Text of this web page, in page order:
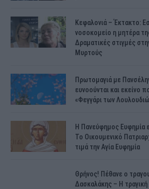
Κεφαλονιά – Έκτακτο:
νοσοκομείο η μητέρα
Δραματικές στιγμές
Μυρτούς
Πρωτομαγιά με
ευνοούνται και εκείνο
«Φεγγάρι των
H Πανεύφημος Ευφημία
Το Οικουμενικό
τιμά την Αγία Ευφημία
Θρήνος! Πέθανε ο
Δασκαλάκης – Η τραγική